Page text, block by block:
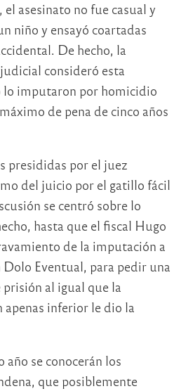
asesinato no fue casual y
niño y ensayó coartadas
De hecho, la
consideró esta
lo imputaron por homicidio
de pena de cinco años
presididas por el juez
del juicio por el gatillo fácil
se centró sobre lo
hasta que el fiscal Hugo
de la imputación a
Eventual, para pedir una
prisión al igual que la
apenas inferior le dio la
se conocerán los
que posiblemente